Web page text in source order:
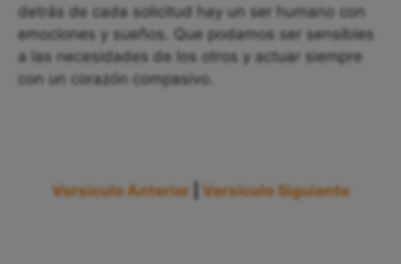
detrás de cada solicitud hay un ser humano con
emociones y sueños. Que podamos ser sensibles
a las necesidades de los otros y actuar siempre
con un corazón compasivo.
Versículo Anterior Versículo Siguiente